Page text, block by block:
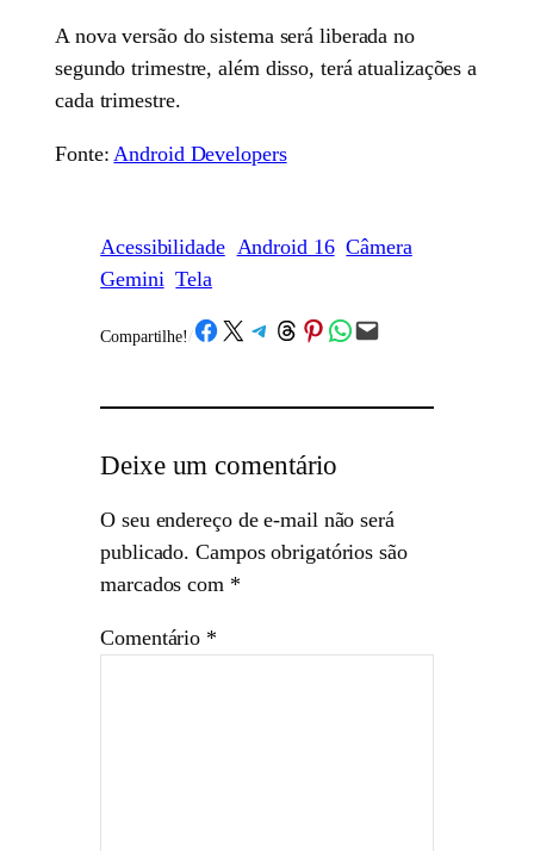
A nova versão do sistema será liberada no
segundo trimestre, além disso, terá atualizações a
cada trimestre.
Fonte: Android Developers
Acessibilidade Android 16 Câmera
Gemini Tela
Compartilhe! /Share on Facebook
Share on X Share on Telegram
Share on Threads
Share on Pinterest
Share on WhatsApp
Email this Page
Deixe um comentário
O seu endereço de e-mail não será
publicado. Campos obrigatórios são
marcados com *
Comentário *